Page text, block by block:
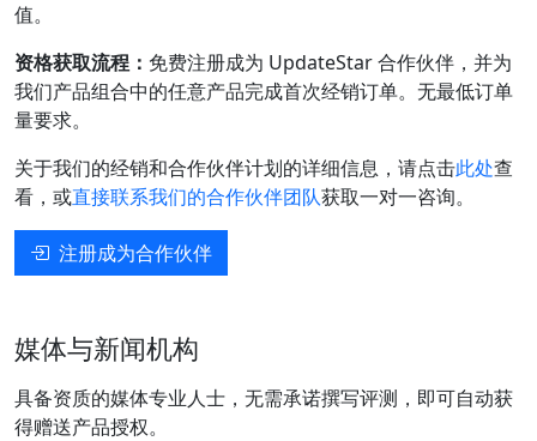
值。
资格获取流程： 免费注册成为 UpdateStar 合作伙伴，并为
我们产品组合中的任意产品完成首次经销订单。无最低订单
量要求。
关于我们的经销和合作伙伴计划的详细信息，请点击此处查
看，或直接联系我们的合作伙伴团队获取一对一咨询。
注册成为合作伙伴
媒体与新闻机构
具备资质的媒体专业人士，无需承诺撰写评测，即可自动获
得赠送产品授权。